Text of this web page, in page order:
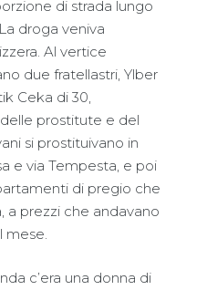
di strada lungo
droga veniva
Al vertice
due fratellastri, Ylber
Ceka di 30,
prostitute e del
si prostituivano in
e via Tempesta, e poi
di pregio che
a prezzi che andavano
mese.
c’era una donna di